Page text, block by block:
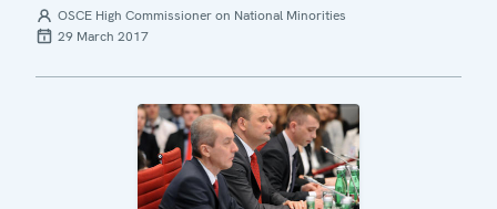
OSCE High Commissioner on National Minorities
29 March 2017